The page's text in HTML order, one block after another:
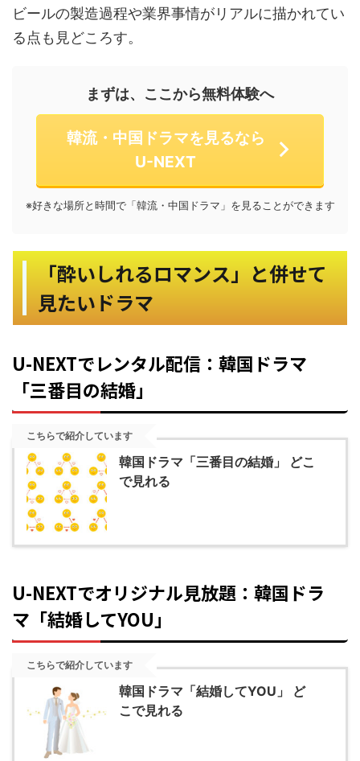
ビールの製造過程や業界事情がリアルに描かれてい
る点も見どころす。
まずは、ここから無料体験へ
韓流・中国ドラマを見るなら
U-NEXT
※好きな場所と時間で「韓流・中国ドラマ」を見ることができます
「酔いしれるロマンス」と併せて
見たいドラマ
U-NEXTでレンタル配信：韓国ドラマ
「三番目の結婚」
こちらで紹介しています
韓国ドラマ「三番目の結婚」 どこ
で見れる
U-NEXTでオリジナル見放題：韓国ドラ
マ「結婚してYOU」
こちらで紹介しています
韓国ドラマ「結婚してYOU」 ど
こで見れる